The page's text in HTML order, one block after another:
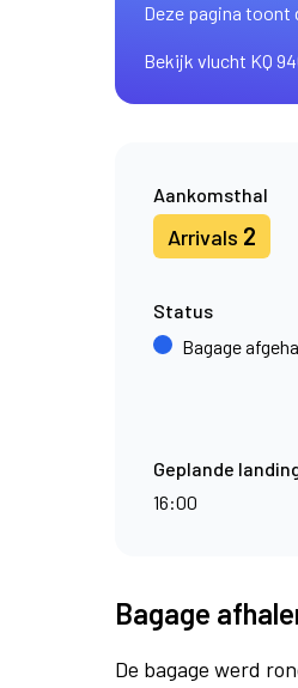
Deze pagina toont
Bekijk vlucht KQ
Aankomsthal
Arrivals 2
Status
Bagage
Geplande
16:00
Bagage
De bagage werd